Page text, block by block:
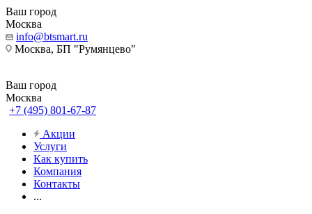
Ваш город
Москва
info@btsmart.ru
Москва, БП "Румянцево"
Ваш город
Москва
+7 (495) 801-67-87
Акции
Услуги
Как купить
Компания
Контакты
...